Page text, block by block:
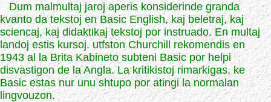
Dum malmultaj jaroj aperis konsiderinde granda
kvanto da tekstoj en Basic English, kaj beletraj, kaj
sciencaj, kaj didaktikaj tekstoj por instruado. En multaj
landoj estis kursoj. utfston Churchill rekomendis en
1943 al la Brita Kabineto subteni Basic por helpi
disvastigon de la Angla. La kritikistoj rimarkigas, ke
Basic estas nur unu shtupo por atingi la normalan
lingvouzon.